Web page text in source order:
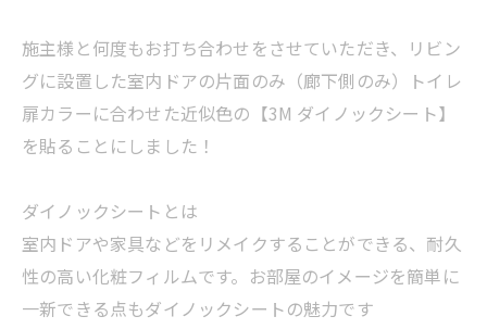
施主様と何度もお打ち合わせをさせていただき、リビン
グに設置した室内ドアの片面のみ（廊下側のみ）トイレ
扉カラーに合わせた近似色の【3M ダイノックシート】
を貼ることにしました！
ダイノックシートとは
室内ドアや家具などをリメイクすることができる、耐久
性の高い化粧フィルムです。お部屋のイメージを簡単に
一新できる点もダイノックシートの魅力です